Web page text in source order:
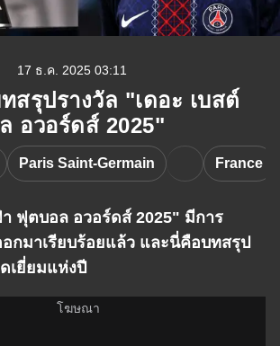
17 ธ.ค. 2025 03:11
สรุปรางวัล "เดอะ เบสต์
อวอร์ดส์ 2025"
Paris Saint-Germain France
ฟุตบอล อวอร์ดส์ 2025" มีการ
อกมาเรียบร้อยแล้ว และนี่คือบทสรุป
เยี่ยมแห่งปี